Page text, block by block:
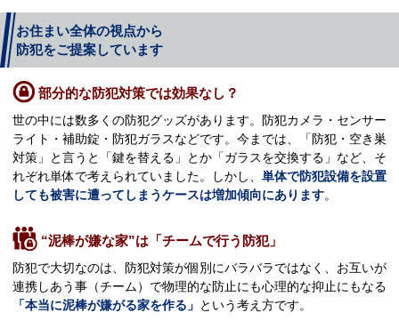
お住まい全体の視点から
防犯をご提案しています
部分的な防犯対策では効果なし？
世の中には数多くの防犯グッズがあります。防犯カメラ・センサー
ライト・補助錠・防犯ガラスなどです。今までは、「防犯・空き巣
対策」と言うと「鍵を替える」とか「ガラスを交換する」など、そ
れぞれ単体で考えられていました。しかし、 単体で防犯設備を設置
しても被害に遭ってしまうケースは増加傾向にあります。
“泥棒が嫌な家”は「チームで行う防犯」
防犯で大切なのは、防犯対策が個別にバラバラではなく、お互いが
連携しあう事（チーム）で物理的な防止にも心理的な抑止にもなる
「本当に泥棒が嫌がる家を作る」 という考え方です。